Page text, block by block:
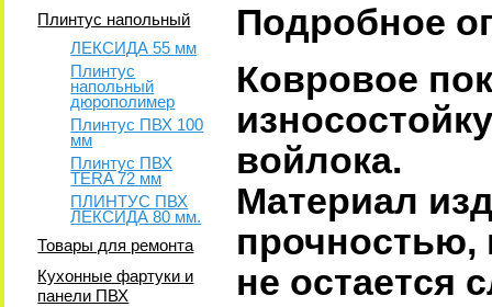
Плинтус напольный
ЛЕКСИДА 55 мм
Плинтус
напольный
дюрополимер
Плинтус ПВХ 100
мм
Плинтус ПВХ
TERA 72 мм
ПЛИНТУС ПВХ
ЛЕКСИДА 80 мм.
Товары для ремонта
Кухонные фартуки и
панели ПВХ
Подробное
Ковровое
войлока.
Материал
прочностью,
не остается